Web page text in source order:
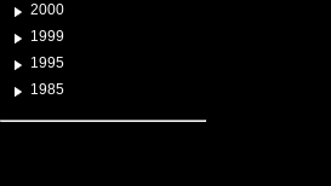
2000
1999
1995
1985